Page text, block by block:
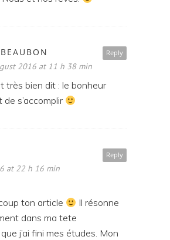
Reply
2016 at 11 h 38 min
très bien dit : le bonheur
de s’accomplir
Reply
at 22 h 16 min
ton article
Il résonne
dans ma tete
j’ai fini mes études. Mon